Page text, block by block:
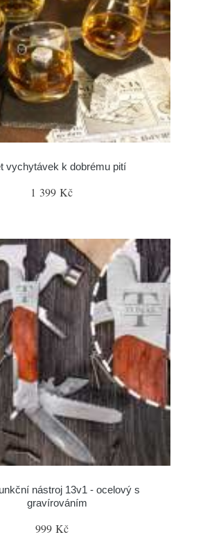
vychytávek k dobrému pití
1 399 Kč
nástroj 13v1 - ocelový s
gravírováním
999 Kč